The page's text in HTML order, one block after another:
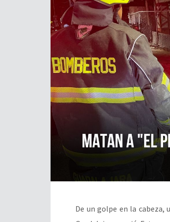
De un golpe en la cabeza,